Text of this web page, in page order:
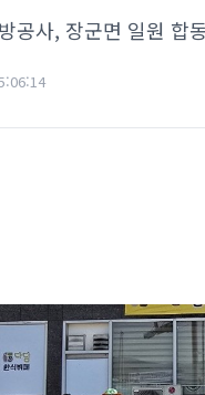
공사, 장군면 일원 합